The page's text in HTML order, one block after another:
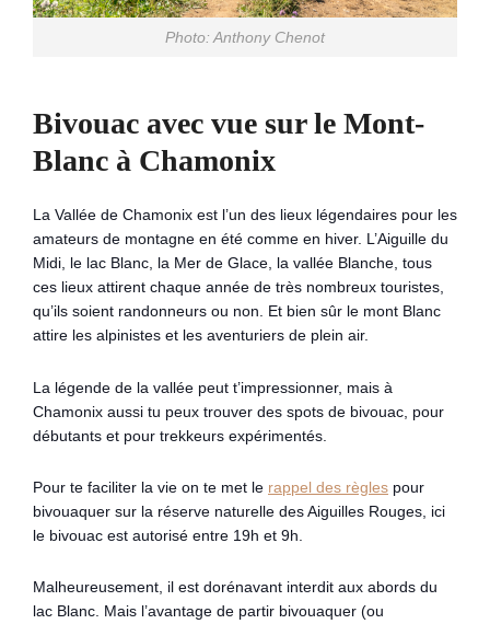
Photo: Anthony Chenot
Bivouac avec vue sur le Mont-
Blanc à Chamonix
La Vallée de Chamonix est l’un des lieux légendaires pour les
amateurs de montagne en été comme en hiver. L’Aiguille du
Midi, le lac Blanc, la Mer de Glace, la vallée Blanche, tous
ces lieux attirent chaque année de très nombreux touristes,
qu’ils soient randonneurs ou non. Et bien sûr le mont Blanc
attire les alpinistes et les aventuriers de plein air.
La légende de la vallée peut t’impressionner, mais à
Chamonix aussi tu peux trouver des spots de bivouac, pour
débutants et pour trekkeurs expérimentés.
Pour te faciliter la vie on te met le rappel des règles pour
bivouaquer sur la réserve naturelle des Aiguilles Rouges, ici
le bivouac est autorisé entre 19h et 9h.
Malheureusement, il est dorénavant interdit aux abords du
lac Blanc. Mais l’avantage de partir bivouaquer (ou